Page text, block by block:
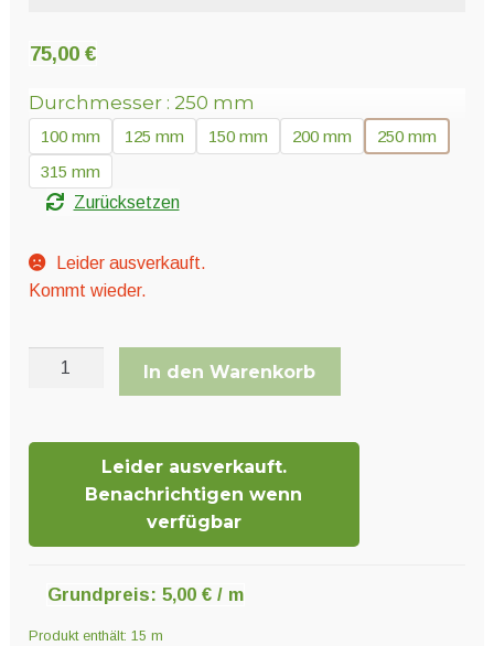
Saatgut
öffnen
Ernte und Verarbeitung
Gartengeräte
Sonstiges
75,00 €
Durchmesser 250 mm
100 mm 125 mm 150 mm 200 mm
250 mm
315 mm
Zurücksetzen
Leider ausverkauft.
Kommt wieder.
PVC
15
In den Warenkorb
Leider ausverkauft.
Benachrichtigen wenn
verfügbar
Grundpreis:5,00€ / m
Produkt enthält: 15 m